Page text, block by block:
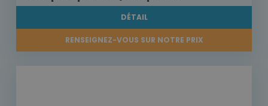
DÉTAIL
RENSEIGNEZ-VOUS SUR NOTRE PRIX